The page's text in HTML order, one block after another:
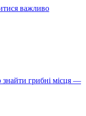
важливо
знайти грибні місця —